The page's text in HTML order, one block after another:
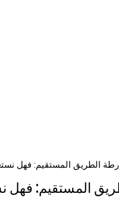
الطريق المستقيم: فهل
المستقيم: